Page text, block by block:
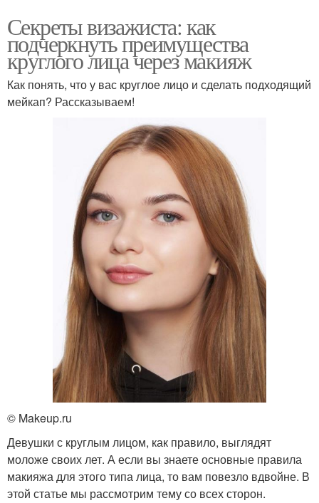
Секреты визажиста: как
подчеркнуть преимущества
круглого лица через макияж
Как понять, что у вас круглое лицо и сделать подходящий
мейкап? Рассказываем!
© Makeup.ru
Девушки с круглым лицом, как правило, выглядят
моложе своих лет. А если вы знаете основные правила
макияжа для этого типа лица, то вам повезло вдвойне. В
этой статье мы рассмотрим тему со всех сторон.